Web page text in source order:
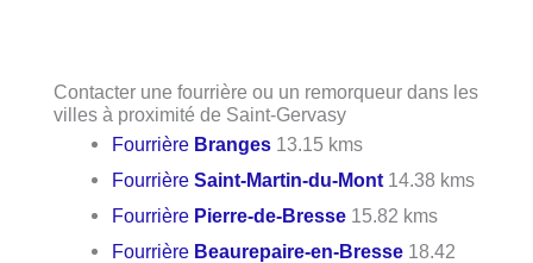
Contacter une fourrière ou un remorqueur dans les
villes à proximité de Saint-Gervasy
Fourrière Branges 13.15 kms
FourrièreSaint-Martin-du-Mont 14.38 kms
Fourrière Pierre-de-Bresse 15.82 kms
Fourrière Beaurepaire-en-Bresse 18.42